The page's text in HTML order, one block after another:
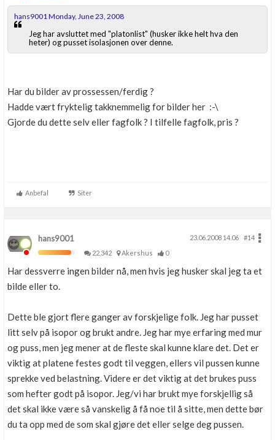
hans9001 Monday, June 23, 2008
Jeg har avsluttet med "platonlist" (husker ikke helt hva den
heter) og pusset isolasjonen over denne.
Har du bilder av prossessen/ferdig ?
Hadde vært fryktelig takknemmelig for bilder her :-\
Gjorde du dette selv eller fagfolk ? I tilfelle fagfolk, pris ?
Anbefal Siter
hans9001 23.06.2008 14.06
#14
22,342
Akershus 0
Har dessverre ingen bilder nå, men hvis jeg husker skal jeg ta et
bilde eller to.
Dette ble gjort flere ganger av forskjelige folk. Jeg har pusset
litt selv på isopor og brukt andre. Jeg har mye erfaring med mur
og puss, men jeg mener at de fleste skal kunne klare det. Det er
viktig at platene festes godt til veggen, ellers vil pussen kunne
sprekke ved belastning. Videre er det viktig at det brukes puss
som hefter godt på isopor. Jeg/vi har brukt mye forskjellig så
det skal ikke være så vanskelig å få noe til å sitte, men dette bør
du ta opp med de som skal gjøre det eller selge deg pussen.